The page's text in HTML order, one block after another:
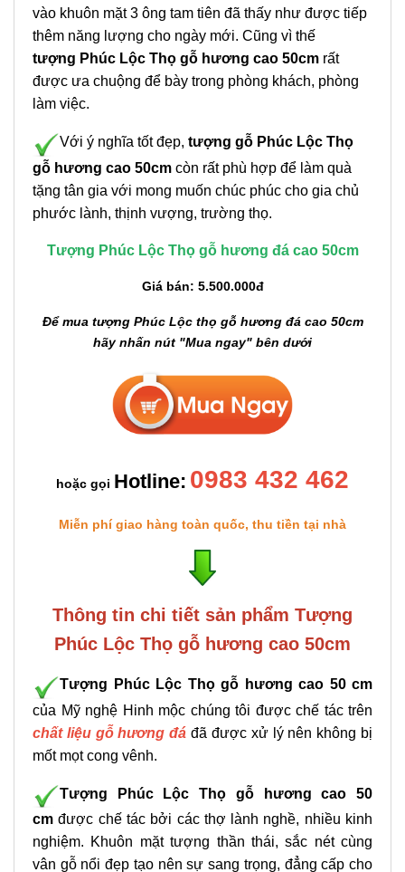
vào khuôn mặt 3 ông tam tiên đã thấy như được tiếp
thêm năng lượng cho ngày mới. Cũng vì thế
tượng Phúc Lộc Thọ gỗ hương cao 50cm rất
được ưa chuộng để bày trong phòng khách, phòng
làm việc.
Với ý nghĩa tốt đẹp, tượng gỗ Phúc Lộc Thọ
gỗ hương cao 50cm còn rất phù hợp để làm quà
tặng tân gia với mong muốn chúc phúc cho gia chủ
phước lành, thịnh vượng, trường thọ.
Tượng Phúc Lộc Thọ gỗ hương đá cao 50cm
Giá bán: 5.500.000đ
Để mua tượng Phúc Lộc thọ gỗ hương đá cao 50cm
hãy nhấn nút "Mua ngay" bên dưới
hoặc gọi Hotline: 0983 432 462
Miễn phí giao hàng toàn quốc, thu tiền tại nhà
Thông tin chi tiết sản phẩm Tượng
Phúc Lộc Thọ gỗ hương cao 50cm
Tượng Phúc Lộc Thọ gỗ hương cao 50 cm
của Mỹ nghệ Hinh mộc chúng tôi được chế tác trên
chất liệu gỗ hương đá đã được xử lý nên không bị
mốt mọt cong vênh.
Tượng Phúc Lộc Thọ
gỗ hương cao 50
cm được chế tác bởi các thợ lành nghề, nhiều kinh
nghiệm. Khuôn mặt tượng thần thái, sắc nét cùng
vân gỗ nổi đẹp tạo nên sự sang trọng, đẳng cấp cho